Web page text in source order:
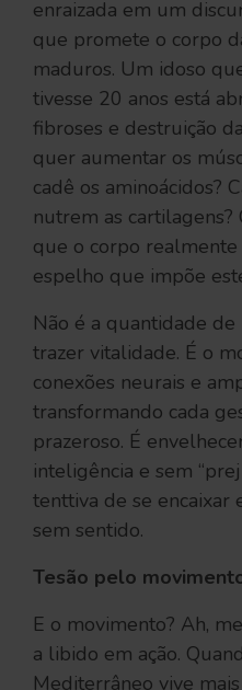
enraizada em um
que promete o corpo
maduros. Um idoso
tivesse 20 anos está
fibroses e destruição
quer aumentar os
cadê os aminoácidos?
nutrem as cartilagens?
que o corpo
espelho que impõe
Não é a quantidade
trazer vitalidade. É o
conexões neurais e
transformando cada
prazeroso. É
inteligência e sem
tenttiva de se encaixar
sem sentido.
Tesão pelo
E o movimento? Ah,
a libido em ação.
Mediterrâneo vive